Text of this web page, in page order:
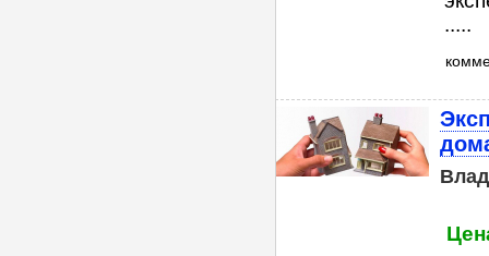
.....